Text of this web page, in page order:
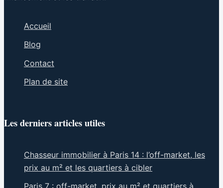
Accueil
Blog
Contact
Plan de site
Les derniers articles utiles
Chasseur immobilier à Paris 14 : l’off-market, les
prix au m² et les quartiers à cibler